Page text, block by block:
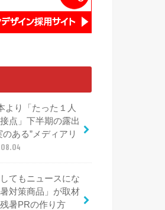
より「たった１人
点」下半期の露出
のある”メディアリ
てもニュースにな
対策商品」が取材
暑PRの作り方